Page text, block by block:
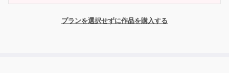
プランを選択せずに作品を購入する